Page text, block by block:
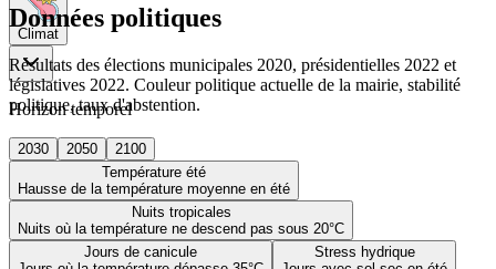
Climat
Horizon temporel
2030 2050
2100
Température été
Hausse de la température moyenne en été
Nuits tropicales
Nuits où la température ne descend pas sous 20°C
Jours de canicule
Stress hydrique
Données politiques
Résultats des élections municipales 2020, présidentielles 2022 et
législatives 2022. Couleur politique actuelle de la mairie, stabilité
politique, taux d'abstention.